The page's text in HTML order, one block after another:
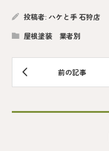
投稿者: ハケと手 石狩店
屋根塗装 業者別